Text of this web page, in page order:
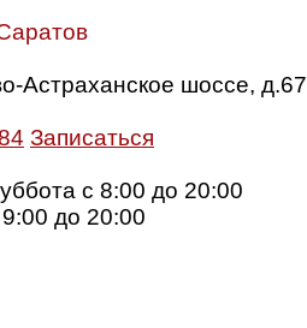
Астраханское шоссе, д.67
Записаться
с 8:00 до 20:00
до 20:00